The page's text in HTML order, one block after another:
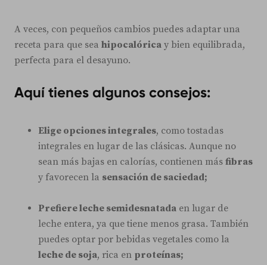
A veces, con pequeños cambios puedes adaptar una
receta para que sea hipocalórica y bien equilibrada,
perfecta para el desayuno.
Aquí tienes algunos consejos:
Elige opciones integrales, como tostadas
integrales en lugar de las clásicas. Aunque no
sean más bajas en calorías, contienen más fibras
y favorecen la sensación de saciedad;
Prefiere leche semidesnatada en lugar de
leche entera, ya que tiene menos grasa. También
puedes optar por bebidas vegetales como la
leche de soja, rica en proteínas;